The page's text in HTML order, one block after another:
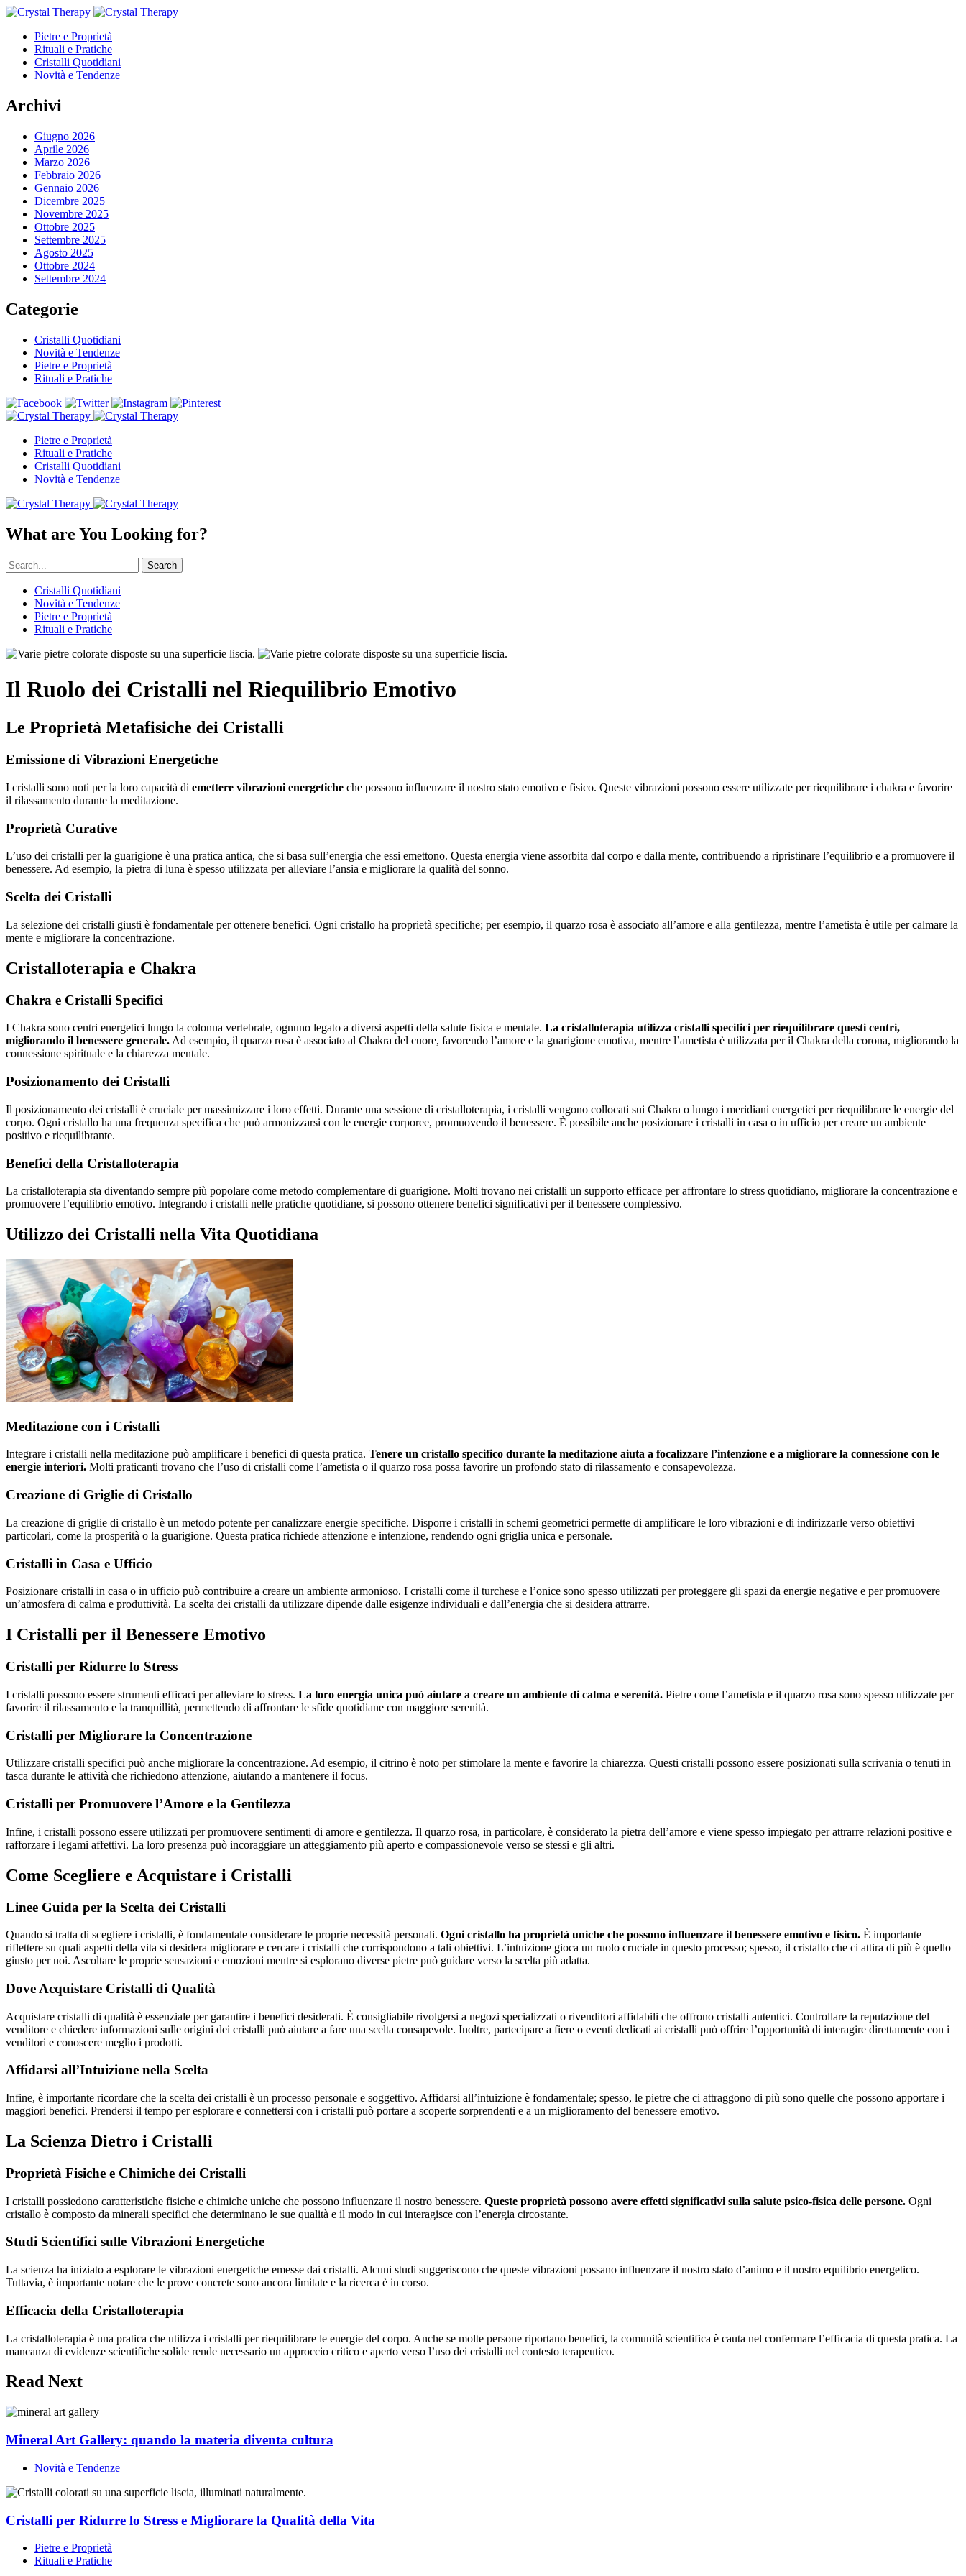
Pietre e Proprietà
Rituali e Pratiche
Cristalli Quotidiani
Novità e Tendenze
Archivi
Giugno 2026
Aprile 2026
Marzo 2026
Febbraio 2026
Gennaio 2026
Dicembre 2025
Novembre 2025
Ottobre 2025
Settembre 2025
Agosto 2025
Ottobre 2024
Settembre 2024
Categorie
Cristalli Quotidiani
Novità e Tendenze
Pietre e Proprietà
Rituali e Pratiche
Pietre e Proprietà
Rituali e Pratiche
Cristalli Quotidiani
Novità e Tendenze
What are You Looking for?
Search
Cristalli Quotidiani
Novità e Tendenze
Pietre e Proprietà
Rituali e Pratiche
Il Ruolo dei Cristalli nel Riequilibrio Emotivo
Le Proprietà Metafisiche dei Cristalli
Emissione di Vibrazioni Energetiche
I cristalli sono noti per la loro capacità di emettere vibrazioni energetiche che possono influenzare il nostro stato emotivo e fisico. Queste vibrazioni possono essere utilizzate per riequilibrare i chakra e favorire
il rilassamento durante la meditazione.
Proprietà Curative
L’uso dei cristalli per la guarigione è una pratica antica, che si basa sull’energia che essi emettono. Questa energia viene assorbita dal corpo e dalla mente, contribuendo a ripristinare l’equilibrio e a promuovere il
benessere. Ad esempio, la pietra di luna è spesso utilizzata per alleviare l’ansia e migliorare la qualità del sonno.
Scelta dei Cristalli
La selezione dei cristalli giusti è fondamentale per ottenere benefici. Ogni cristallo ha proprietà specifiche; per esempio, il quarzo rosa è associato all’amore e alla gentilezza, mentre l’ametista è utile per calmare la
mente e migliorare la concentrazione.
Cristalloterapia e Chakra
Chakra e Cristalli Specifici
I Chakra sono centri energetici lungo la colonna vertebrale, ognuno legato a diversi aspetti della salute fisica e mentale. La cristalloterapia utilizza cristalli specifici per riequilibrare questi centri,
migliorando il benessere generale. Ad esempio, il quarzo rosa è associato al Chakra del cuore, favorendo l’amore e la guarigione emotiva, mentre l’ametista è utilizzata per il Chakra della corona, migliorando la
connessione spirituale e la chiarezza mentale.
Posizionamento dei Cristalli
Il posizionamento dei cristalli è cruciale per massimizzare i loro effetti. Durante una sessione di cristalloterapia, i cristalli vengono collocati sui Chakra o lungo i meridiani energetici per riequilibrare le energie del
corpo. Ogni cristallo ha una frequenza specifica che può armonizzarsi con le energie corporee, promuovendo il benessere. È possibile anche posizionare i cristalli in casa o in ufficio per creare un ambiente
positivo e riequilibrante.
Benefici della Cristalloterapia
La cristalloterapia sta diventando sempre più popolare come metodo complementare di guarigione. Molti trovano nei cristalli un supporto efficace per affrontare lo stress quotidiano, migliorare la concentrazione e
promuovere l’equilibrio emotivo. Integrando i cristalli nelle pratiche quotidiane, si possono ottenere benefici significativi per il benessere complessivo.
Utilizzo dei Cristalli nella Vita Quotidiana
Meditazione con i Cristalli
Integrare i cristalli nella meditazione può amplificare i benefici di questa pratica. Tenere un cristallo specifico durante la meditazione aiuta a focalizzare l’intenzione e a migliorare la connessione con le
energie interiori. Molti praticanti trovano che l’uso di cristalli come l’ametista o il quarzo rosa possa favorire un profondo stato di rilassamento e consapevolezza.
Creazione di Griglie di Cristallo
La creazione di griglie di cristallo è un metodo potente per canalizzare energie specifiche. Disporre i cristalli in schemi geometrici permette di amplificare le loro vibrazioni e di indirizzarle verso obiettivi
particolari, come la prosperità o la guarigione. Questa pratica richiede attenzione e intenzione, rendendo ogni griglia unica e personale.
Cristalli in Casa e Ufficio
Posizionare cristalli in casa o in ufficio può contribuire a creare un ambiente armonioso. I cristalli come il turchese e l’onice sono spesso utilizzati per proteggere gli spazi da energie negative e per promuovere
un’atmosfera di calma e produttività. La scelta dei cristalli da utilizzare dipende dalle esigenze individuali e dall’energia che si desidera attrarre.
I Cristalli per il Benessere Emotivo
Cristalli per Ridurre lo Stress
I cristalli possono essere strumenti efficaci per alleviare lo stress. La loro energia unica può aiutare a creare un ambiente di calma e serenità. Pietre come l’ametista e il quarzo rosa sono spesso utilizzate per
favorire il rilassamento e la tranquillità, permettendo di affrontare le sfide quotidiane con maggiore serenità.
Cristalli per Migliorare la Concentrazione
Utilizzare cristalli specifici può anche migliorare la concentrazione. Ad esempio, il citrino è noto per stimolare la mente e favorire la chiarezza. Questi cristalli possono essere posizionati sulla scrivania o tenuti in
tasca durante le attività che richiedono attenzione, aiutando a mantenere il focus.
Cristalli per Promuovere l’Amore e la Gentilezza
Infine, i cristalli possono essere utilizzati per promuovere sentimenti di amore e gentilezza. Il quarzo rosa, in particolare, è considerato la pietra dell’amore e viene spesso impiegato per attrarre relazioni positive e
rafforzare i legami affettivi. La loro presenza può incoraggiare un atteggiamento più aperto e compassionevole verso se stessi e gli altri.
Come Scegliere e Acquistare i Cristalli
Linee Guida per la Scelta dei Cristalli
Quando si tratta di scegliere i cristalli, è fondamentale considerare le proprie necessità personali. Ogni cristallo ha proprietà uniche che possono influenzare il benessere emotivo e fisico. È importante
riflettere su quali aspetti della vita si desidera migliorare e cercare i cristalli che corrispondono a tali obiettivi. L’intuizione gioca un ruolo cruciale in questo processo; spesso, il cristallo che ci attira di più è quello
giusto per noi. Ascoltare le proprie sensazioni e emozioni mentre si esplorano diverse pietre può guidare verso la scelta più adatta.
Dove Acquistare Cristalli di Qualità
Acquistare cristalli di qualità è essenziale per garantire i benefici desiderati. È consigliabile rivolgersi a negozi specializzati o rivenditori affidabili che offrono cristalli autentici. Controllare la reputazione del
venditore e chiedere informazioni sulle origini dei cristalli può aiutare a fare una scelta consapevole. Inoltre, partecipare a fiere o eventi dedicati ai cristalli può offrire l’opportunità di interagire direttamente con i
venditori e conoscere meglio i prodotti.
Affidarsi all’Intuizione nella Scelta
Infine, è importante ricordare che la scelta dei cristalli è un processo personale e soggettivo. Affidarsi all’intuizione è fondamentale; spesso, le pietre che ci attraggono di più sono quelle che possono apportare i
maggiori benefici. Prendersi il tempo per esplorare e connettersi con i cristalli può portare a scoperte sorprendenti e a un miglioramento del benessere emotivo.
La Scienza Dietro i Cristalli
Proprietà Fisiche e Chimiche dei Cristalli
I cristalli possiedono caratteristiche fisiche e chimiche uniche che possono influenzare il nostro benessere. Queste proprietà possono avere effetti significativi sulla salute psico-fisica delle persone. Ogni
cristallo è composto da minerali specifici che determinano le sue qualità e il modo in cui interagisce con l’energia circostante.
Studi Scientifici sulle Vibrazioni Energetiche
La scienza ha iniziato a esplorare le vibrazioni energetiche emesse dai cristalli. Alcuni studi suggeriscono che queste vibrazioni possano influenzare il nostro stato d’animo e il nostro equilibrio energetico.
Tuttavia, è importante notare che le prove concrete sono ancora limitate e la ricerca è in corso.
Efficacia della Cristalloterapia
La cristalloterapia è una pratica che utilizza i cristalli per riequilibrare le energie del corpo. Anche se molte persone riportano benefici, la comunità scientifica è cauta nel confermare l’efficacia di questa pratica. La
mancanza di evidenze scientifiche solide rende necessario un approccio critico e aperto verso l’uso dei cristalli nel contesto terapeutico.
Read Next
Mineral Art Gallery: quando la materia diventa cultura
Novità e Tendenze
Cristalli per Ridurre lo Stress e Migliorare la Qualità della Vita
Pietre e Proprietà
Rituali e Pratiche